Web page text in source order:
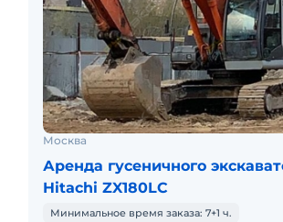
Москва
Аренда гусеничного
Hitachi ZX180LC
Минимальное время заказа: 7+1 ч.